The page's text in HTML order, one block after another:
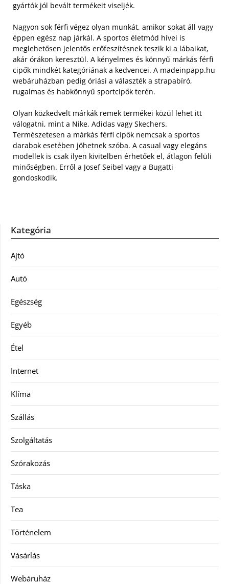
gyártók jól bevált termékeit viseljék.
Nagyon sok férfi végez olyan munkát, amikor sokat áll vagy
éppen egész nap járkál. A sportos életmód hívei is
meglehetősen jelentős erőfeszítésnek teszik ki a lábaikat,
akár órákon keresztül. A kényelmes és könnyű márkás férfi
cipők mindkét kategóriának a kedvencei. A madeinpapp.hu
webáruházban pedig óriási a választék a strapabíró,
rugalmas és habkönnyű sportcipők terén.
Olyan közkedvelt márkák remek termékei közül lehet itt
válogatni, mint a Nike, Adidas vagy Skechers.
Természetesen a márkás férfi cipők nemcsak a sportos
darabok esetében jöhetnek szóba. A casual vagy elegáns
modellek is csak ilyen kivitelben érhetőek el, átlagon felüli
minőségben. Erről a Josef Seibel vagy a Bugatti
gondoskodik.
Kategória
Ajtó
Autó
Egészség
Egyéb
Étel
Internet
Klíma
Szállás
Szolgáltatás
Szórakozás
Táska
Tea
Történelem
Vásárlás
Webáruház